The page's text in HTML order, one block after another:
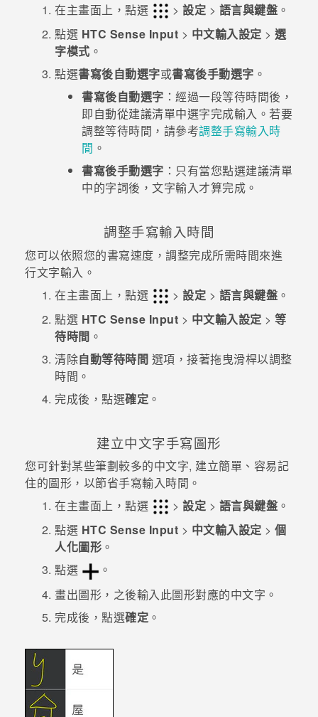
在主畫面上，點選
> 設定 > 語言與鍵盤 。
點選 HTC Sense Input > 中文輸入設定 > 選
字模式 。
點選書寫後自動選字或書寫後手動選字 。
書寫後自動選字 ：經過一段等待時間後，
即自動從建議清單中選字完成輸入。若要
調整等待時間，請參考調整手寫輸入時
間 。
書寫後手動選字 ：只有當您點選建議清單
中的字詞後，文字輸入才算完成。
調整手寫輸入時間
您可以依照您的書寫速度，調整完成所需時間來進
行文字輸入。
在主畫面上，點選
> 設定 > 語言與鍵盤 。
點選 HTC Sense Input > 中文輸入設定 > 等
待時間 。
清除自動等待時間 選項，接著拖曳滑桿以調整
時間。
完成後，點選確定 。
建立中文字手寫圖形
您可針對某些筆劃較多的中文字, 建立簡單、容易記
住的圖形，以節省手寫輸入時間。
在主畫面上，點選
> 設定 > 語言與鍵盤 。
點選 HTC Sense Input > 中文輸入設定 > 個
人化圖形 。
點選
。
畫出圖形，之後輸入此圖形對應的中文字。
完成後，點選確定 。